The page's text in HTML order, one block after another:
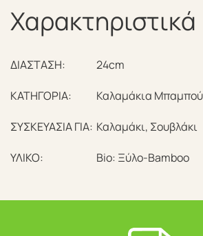
Χαρακτηριστικά
ΔΙΑΣΤΑΣΗ: 24cm
ΚΑΤΗΓΟΡΙΑ: Καλαμάκια Μπαμπού
ΣΥΣΚΕΥΑΣΙΑ ΓΙΑ: Καλαμάκι, Σουβλάκι
ΥΛΙΚΟ: Bio: Ξύλο-Bamboo